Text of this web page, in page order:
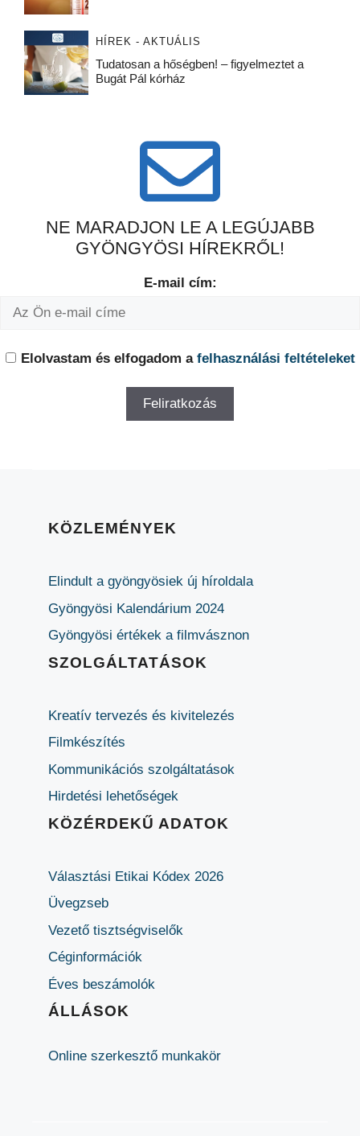
HÍREK - AKTUÁLIS
Tudatosan a hőségben! – figyelmeztet a
Bugát Pál kórház
NE MARADJON LE A LEGÚJABB
GYÖNGYÖSI HÍREKRŐL!
E-mail cím:
Elolvastam és elfogadom a felhasználási feltételeket
KÖZLEMÉNYEK
Elindult a gyöngyösiek új híroldala
Gyöngyösi Kalendárium 2024
Gyöngyösi értékek a filmvásznon
SZOLGÁLTATÁSOK
Kreatív tervezés és kivitelezés
Filmkészítés
Kommunikációs szolgáltatások
Hirdetési lehetőségek
KÖZÉRDEKŰ ADATOK
Választási Etikai Kódex 2026
Üvegzseb
Vezető tisztségviselők
Céginformációk
Éves beszámolók
ÁLLÁSOK
Online szerkesztő munkakör